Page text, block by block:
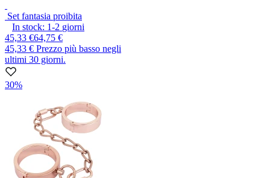
Set fantasia proibita
In stock: 1-2 giorni
45,33 €64,75 €
45,33 € Prezzo più basso negli
ultimi 30 giorni.
30%